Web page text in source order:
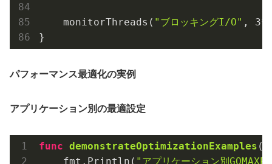
    monitorThreads(
"ブロッキングI/O" , 3
パフォーマンス最適化の実例
アプリケーション別の最適設定
func demonstrateOptimizationExamples ()
    fmt.Println(
"アプリケーション別